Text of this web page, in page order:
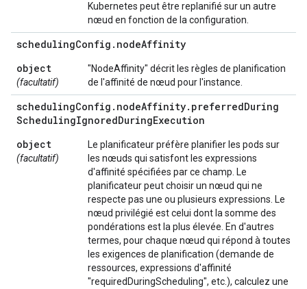
Kubernetes peut être replanifié sur un autre
nœud en fonction de la configuration.
schedulingConfig . nodeAffinity
object
(facultatif)
"NodeAffinity" décrit les règles de planification
de l'affinité de nœud pour l'instance.
schedulingConfig . nodeAffinity. preferredDuring
SchedulingIgnoredDuringExecution
object
(facultatif)
Le planificateur préfère planifier les pods sur
les nœuds qui satisfont les expressions
d'affinité spécifiées par ce champ. Le
planificateur peut choisir un nœud qui ne
respecte pas une ou plusieurs expressions. Le
nœud privilégié est celui dont la somme des
pondérations est la plus élevée. En d'autres
termes, pour chaque nœud qui répond à toutes
les exigences de planification (demande de
ressources, expressions d'affinité
"requiredDuringScheduling", etc.), calculez une